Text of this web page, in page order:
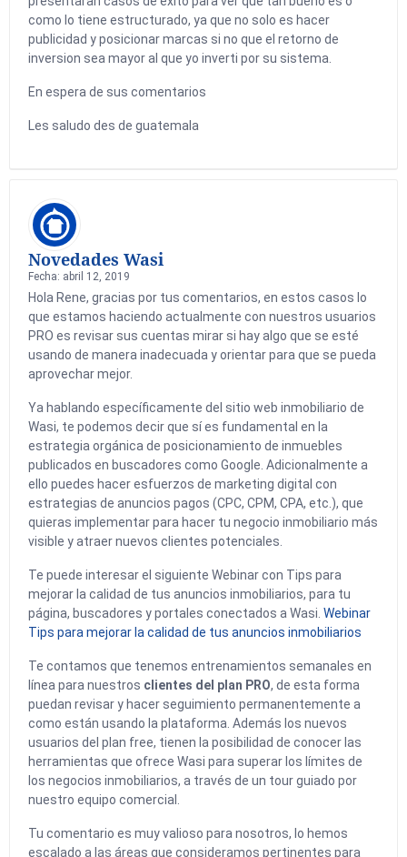
como lo tiene estructurado, ya que no solo es hacer
publicidad y posicionar marcas si no que el retorno de
inversion sea mayor al que yo inverti por su sistema.
En espera de sus comentarios
Les saludo des de guatemala
Novedades Wasi
Fecha: abril 12, 2019
Hola Rene, gracias por tus comentarios, en estos casos lo
que estamos haciendo actualmente con nuestros usuarios
PRO es revisar sus cuentas mirar si hay algo que se esté
usando de manera inadecuada y orientar para que se pueda
aprovechar mejor.
Ya hablando específicamente del sitio web inmobiliario de
Wasi, te podemos decir que sí es fundamental en la
estrategia orgánica de posicionamiento de inmuebles
publicados en buscadores como Google. Adicionalmente a
ello puedes hacer esfuerzos de marketing digital con
estrategias de anuncios pagos (CPC, CPM, CPA, etc.), que
quieras implementar para hacer tu negocio inmobiliario más
visible y atraer nuevos clientes potenciales.
Te puede interesar el siguiente Webinar con Tips para
mejorar la calidad de tus anuncios inmobiliarios, para tu
página, buscadores y portales conectados a Wasi. Webinar
Tips para mejorar la calidad de tus anuncios inmobiliarios
Te contamos que tenemos entrenamientos semanales en
línea para nuestros clientes del plan PRO, de esta forma
puedan revisar y hacer seguimiento permanentemente a
como están usando la plataforma. Además los nuevos
usuarios del plan free, tienen la posibilidad de conocer las
herramientas que ofrece Wasi para superar los límites de
los negocios inmobiliarios, a través de un tour guiado por
nuestro equipo comercial.
Tu comentario es muy valioso para nosotros, lo hemos
escalado a las áreas que consideramos pertinentes para